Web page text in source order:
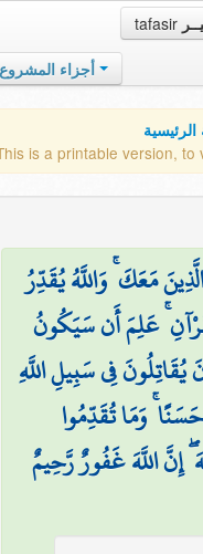
tafasir
أجزاء المشروع
الرئيسية
is a printable version, to
مَعَكَ ۚ وَاللَّهُ يُقَدِّرُ
عَلِمَ أَن سَيَكُونُ
فِي سَبِيلِ اللَّهِ
حَسَنًا ۚ وَمَا تُقَدِّمُوا
إِنَّ اللَّهَ غَفُورٌ رَّحِيمٌ